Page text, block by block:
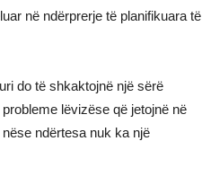
në ndërprerje të planifikuara të
do të shkaktojnë një sërë
lëvizëse që jetojnë në
ndërtesa nuk ka një